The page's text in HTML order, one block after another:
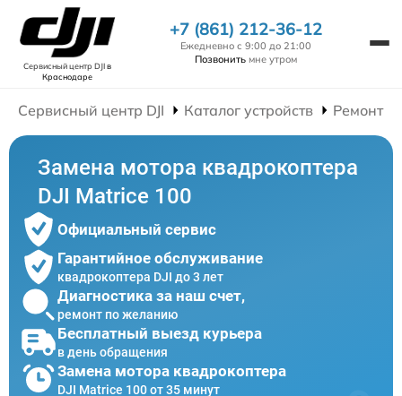
Сервисный центр DJIв
Краснодаре
+7 (861) 212-36-12
Ежедневно с 9:00 до 21:00
Позвонить мне утром
Сервисный центр DJI Каталог устройств Ремонт
Замена мотора квадрокоптера
DJI Matrice 100
Официальный сервис
Гарантийное обслуживание
квадрокоптера DJI до 3 лет
Диагностика за наш счет,
ремонт по желанию
Бесплатный выезд курьера
в день обращения
Замена мотора квадрокоптера
DJI Matrice 100 от 35 минут